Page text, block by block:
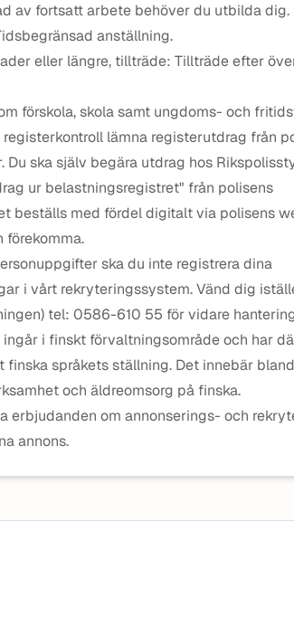
av fortsatt arbete behöver du utbilda dig.
anställning.
eller längre, tillträde: Tillträde efter
förskola, skola samt ungdoms- och
lämna registerutdrag från
Du ska själv begära utdrag hos
ur belastningsregistret" från polisens
beställs med fördel digitalt via polisens
förekomma.
ska du inte registrera dina
i vårt rekryteringssystem. Vänd dig
tel: 0586-610 55 för vidare
ingår i finskt förvaltningsområde och har
finska språkets ställning. Det innebär
och äldreomsorg på finska.
erbjudanden om annonserings- och
annons.